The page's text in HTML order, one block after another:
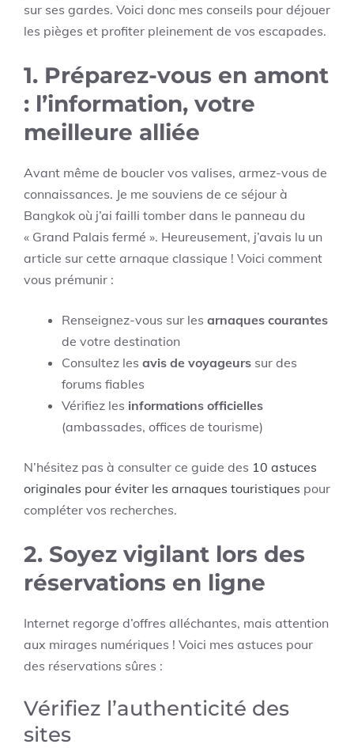
sur ses gardes. Voici donc mes conseils pour déjouer
les pièges et profiter pleinement de vos escapades.
1. Préparez-vous en amont
: l’information, votre
meilleure alliée
Avant même de boucler vos valises, armez-vous de
connaissances. Je me souviens de ce séjour à
Bangkok où j’ai failli tomber dans le panneau du
« Grand Palais fermé ». Heureusement, j’avais lu un
article sur cette arnaque classique ! Voici comment
vous prémunir :
Renseignez-vous sur les arnaques courantes
de votre destination
Consultez les avis de voyageurs sur des
forums fiables
Vérifiez les informations officielles
(ambassades, offices de tourisme)
N’hésitez pas à consulter ce guide des 10 astuces
originales pour éviter les arnaques touristiques pour
compléter vos recherches.
2. Soyez vigilant lors des
réservations en ligne
Internet regorge d’offres alléchantes, mais attention
aux mirages numériques ! Voici mes astuces pour
des réservations sûres :
Vérifiez l’authenticité des
sites